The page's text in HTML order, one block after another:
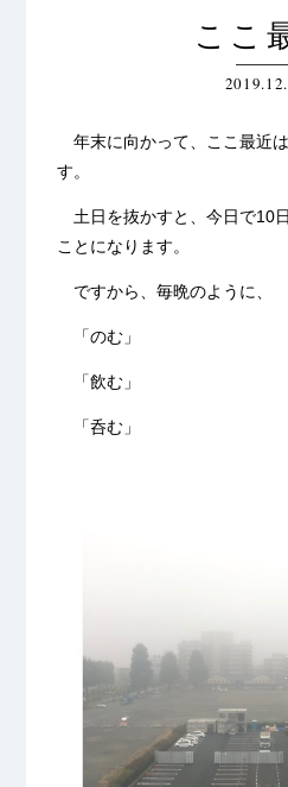
ここ
年末に向かって、ここ最近
す。
土日を抜かすと、今日で10
ことになります。
ですから、毎晩のように、
「のむ」
「飲む」
「呑む」